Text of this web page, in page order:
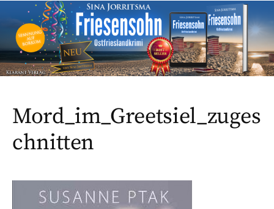
Mord_im_Greetsiel_zuges
chnitten